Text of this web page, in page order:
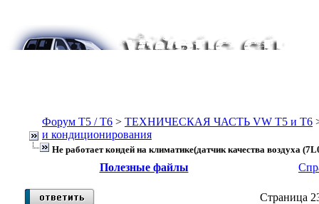
Форум Т5 / T6 > ТЕХНИЧЕСКАЯ ЧАСТЬ VW T5 и T6
и кондиционирования
Не работает кондей на климатике(датчик качества воздуха
Полезные файлы
Страница